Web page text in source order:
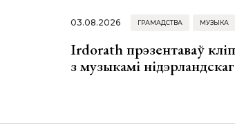
03.08.2026 ГРАМАДСТВА МУЗЫКА
Irdorath прэзентаваў
з музыкамі